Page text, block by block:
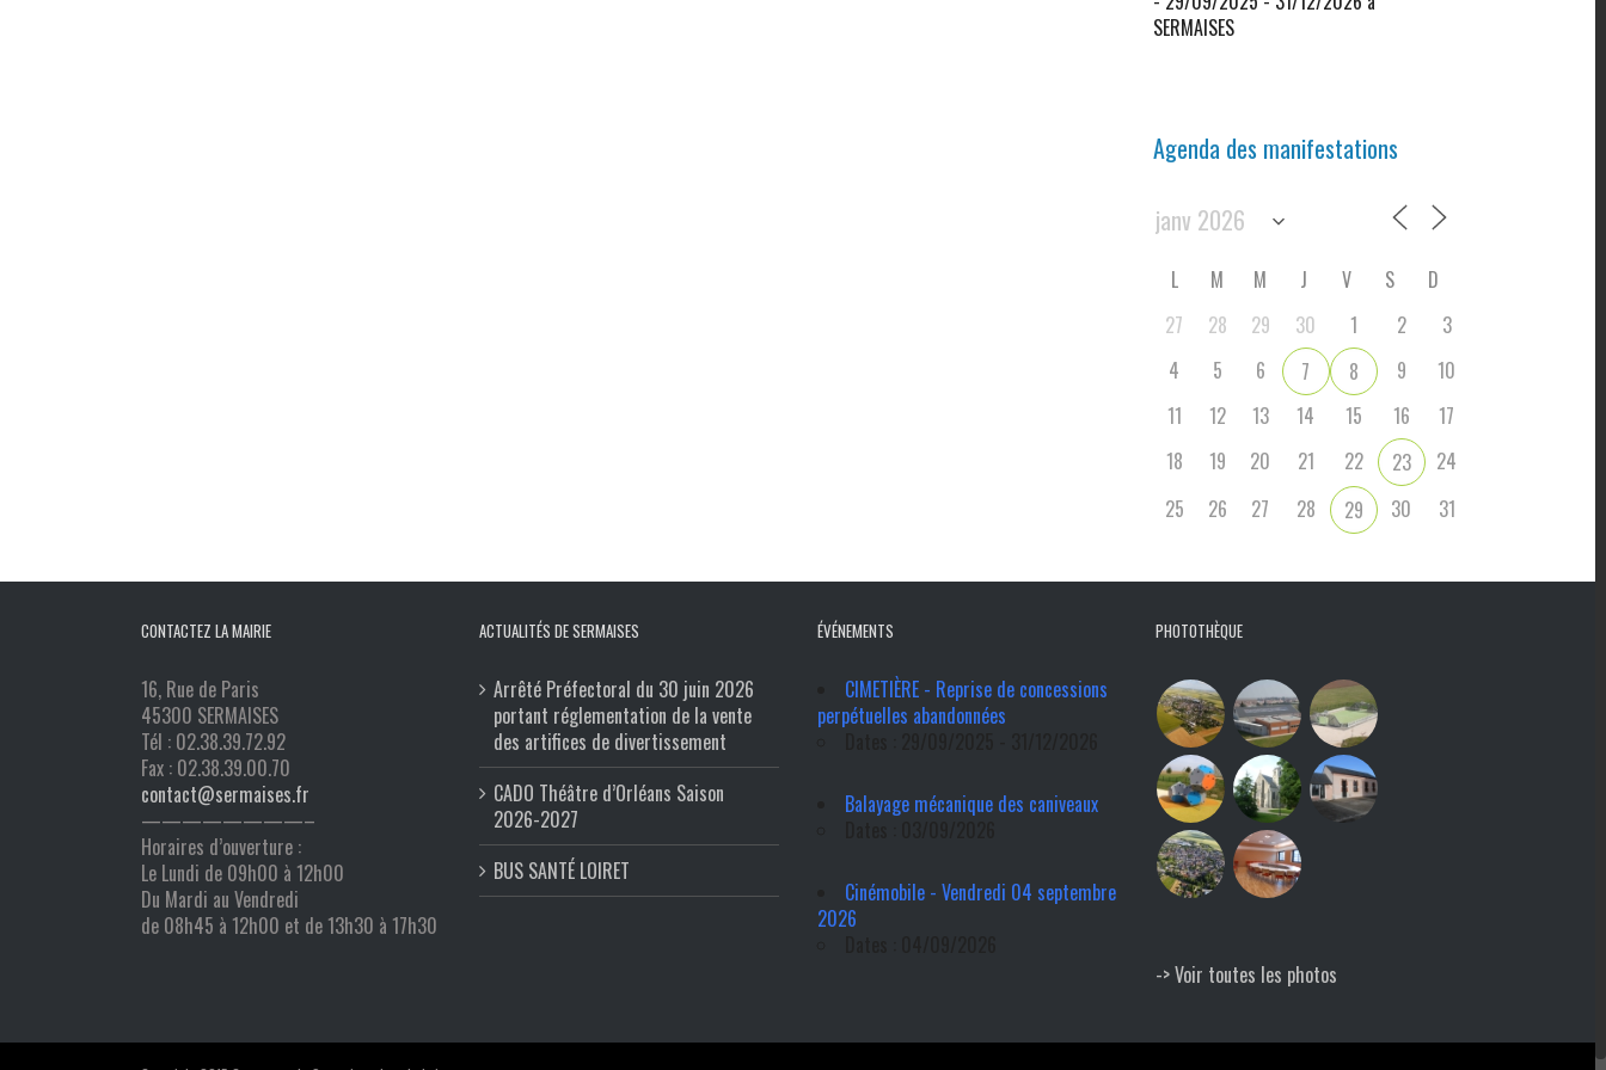
SERMAISES
Agenda des manifestations
L M M J V S
D
27
28 29 30 1 2
3
4
5 6 7 8 9
10
11
12 13 14 15 16
17
18
19 20 21 22 23
24
25
26 27 28 29 30 31
CONTACTEZ LA MAIRIE
16, Rue de Paris
45300 SERMAISES
Tél : 02.38.39.72.92
Fax : 02.38.39.00.70
contact@sermaises.fr
————————–
Horaires d’ouverture :
Le Lundi de 09h00 à 12h00
Du Mardi au Vendredi
de 08h45 à 12h00 et de 13h30 à 17h30
ACTUALITÉS DE SERMAISES
Arrêté Préfectoral du 30 juin 2026
portant réglementation de la vente
des artifices de divertissement
CADO Théâtre d’Orléans Saison
2026-2027
BUS SANTÉ LOIRET
ÉVÉNEMENTS
CIMETIÈRE - Reprise de concessions
perpétuelles abandonnées
Balayage mécanique des caniveaux
Cinémobile - Vendredi 04 septembre
2026
PHOTOTHÈQUE
-> Voir toutes les photos